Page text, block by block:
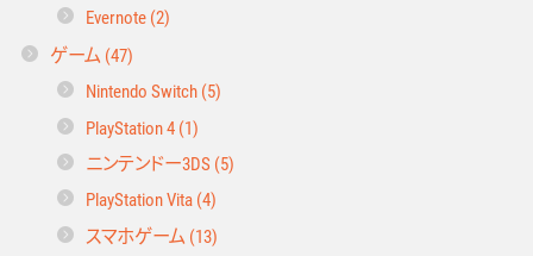
Evernote (2)
ゲーム (47)
Nintendo Switch (5)
PlayStation 4 (1)
ニンテンドー3DS (5)
PlayStation Vita (4)
スマホゲーム (13)